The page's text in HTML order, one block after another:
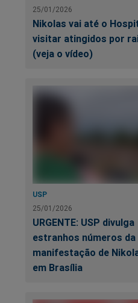
25/01/2026
Nikolas vai até o
visitar atingidos por
(veja o vídeo)
USP
25/01/2026
URGENTE: USP divulga
estranhos números da
manifestação de
em Brasília